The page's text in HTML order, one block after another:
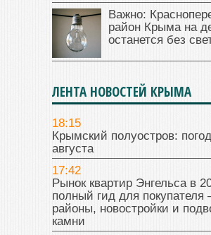
Важно:
район Крыма на
останется без
ЛЕНТА НОВОСТЕЙ КРЫМА
18:15
Крымский полуостров:
августа
17:42
Рынок квартир Энгельса в
полный гид для
районы, новостройки и
камни